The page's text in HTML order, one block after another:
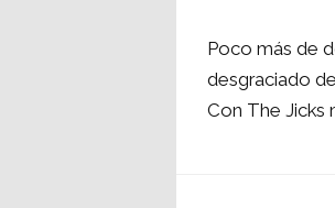
Poco más de
desgraciado
Con The Jicks